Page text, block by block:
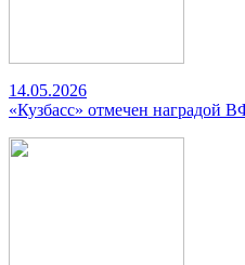
14.05.2026
«Кузбасс» отмечен наградой